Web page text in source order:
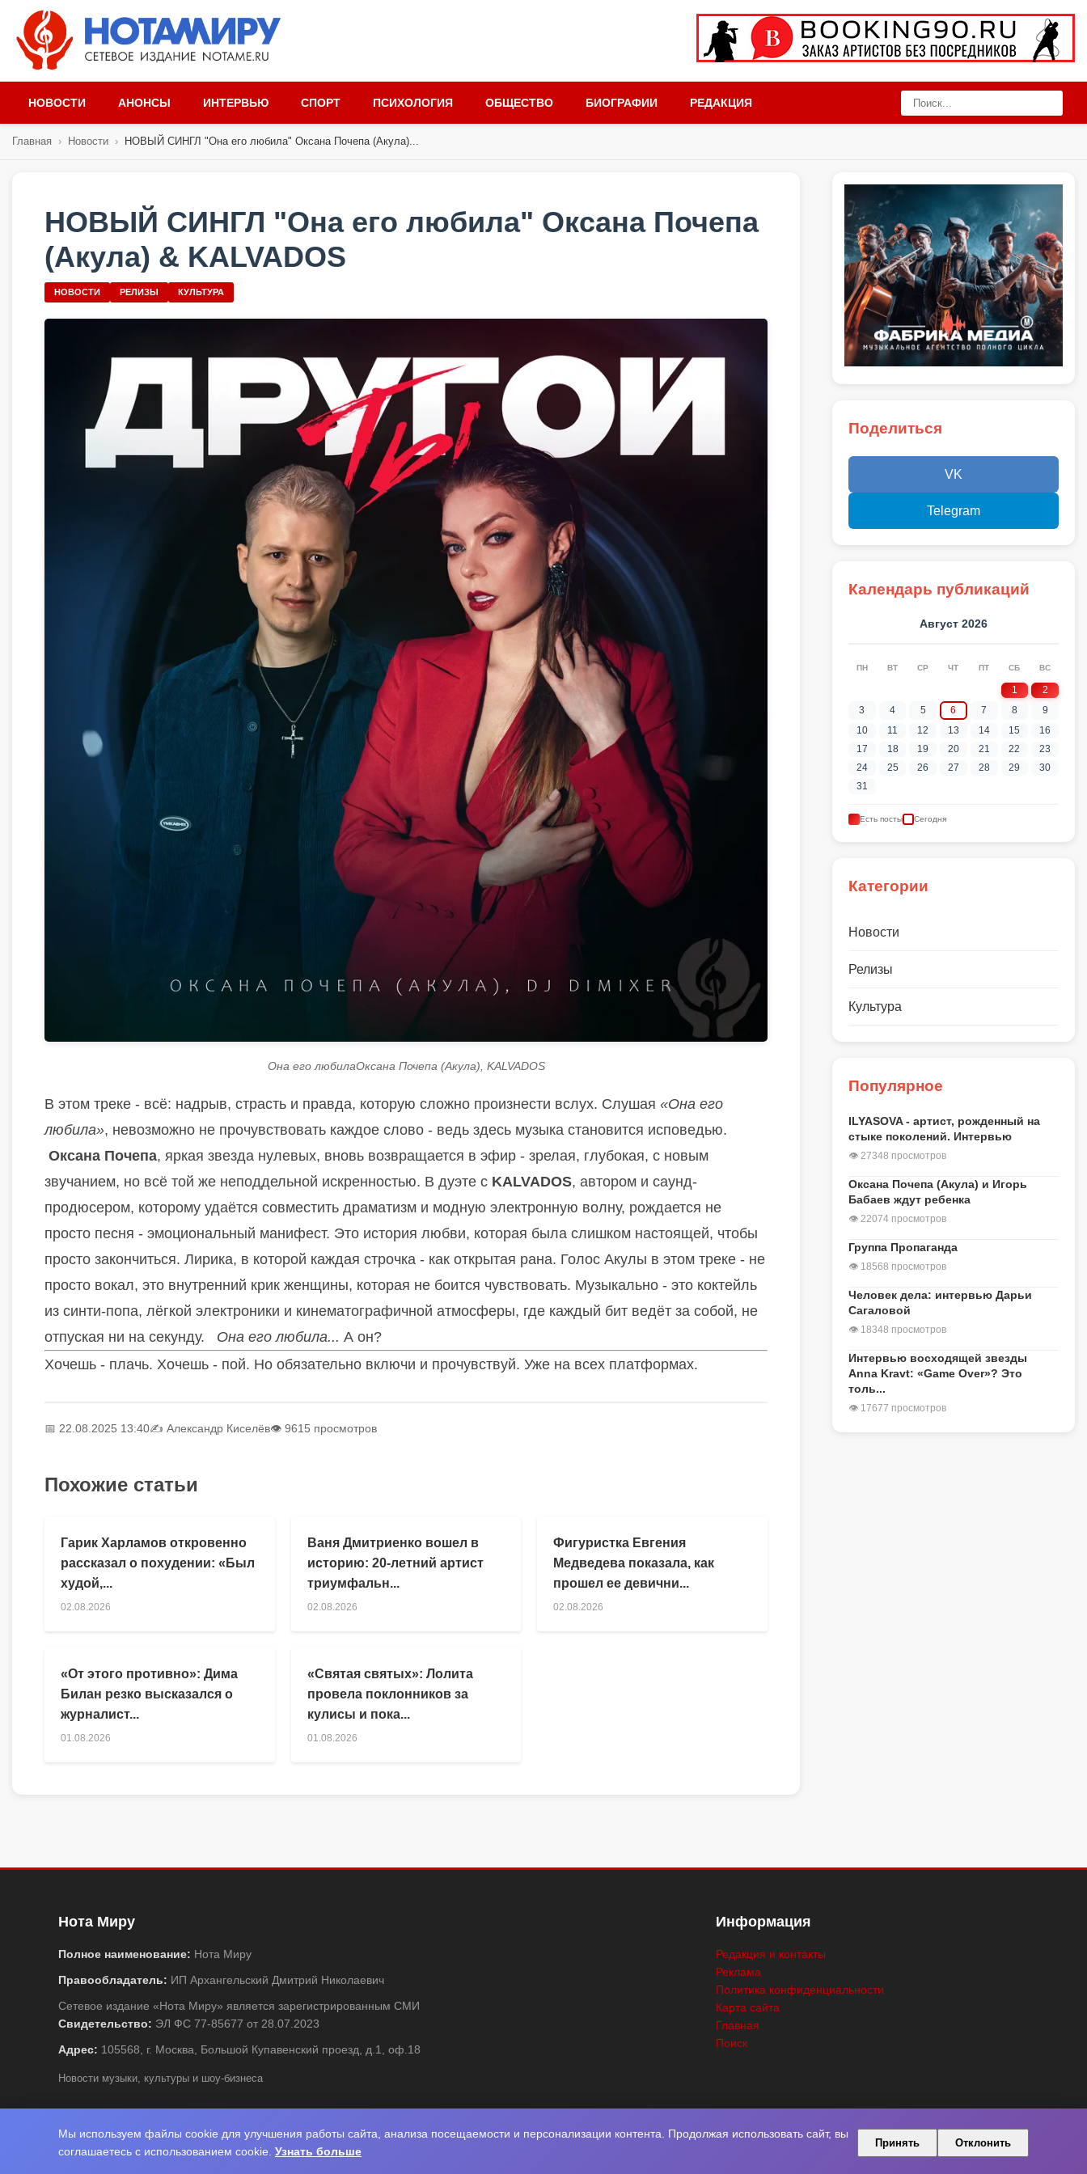
НОВОСТИ АНОНСЫ ИНТЕРВЬЮ СПОРТ ПСИХОЛОГИЯ ОБЩЕСТВО БИОГРАФИИ РЕДАКЦИЯ
Главная › Новости › НОВЫЙ СИНГЛ "Она его любила" Оксана Почепа (Акула)...
НОВЫЙ СИНГЛ "Она его любила" Оксана Почепа
(Акула) & KALVADOS
НОВОСТИ РЕЛИЗЫ КУЛЬТУРА
Она его любилаОксана Почепа (Акула), KALVADOS
В этом треке - всё: надрыв, страсть и правда, которую сложно произнести вслух. Слушая «Она его
любила», невозможно не прочувствовать каждое слово - ведь здесь музыка становится исповедью.
Оксана Почепа, яркая звезда нулевых, вновь возвращается в эфир - зрелая, глубокая, с новым
звучанием, но всё той же неподдельной искренностью. В дуэте с KALVADOS, автором и саунд-
продюсером, которому удаётся совместить драматизм и модную электронную волну, рождается не
просто песня - эмоциональный манифест. Это история любви, которая была слишком настоящей, чтобы
просто закончиться. Лирика, в которой каждая строчка - как открытая рана. Голос Акулы в этом треке - не
просто вокал, это внутренний крик женщины, которая не боится чувствовать. Музыкально - это коктейль
из синти-попа, лёгкой электроники и кинематографичной атмосферы, где каждый бит ведёт за собой, не
отпуская ни на секунду.
Она его любила... А он?
Хочешь - плачь. Хочешь - пой. Но обязательно включи и прочувствуй. Уже на всех платформах.
📅 22.08.2025 13:40✍️ Александр Киселёв👁 9615 просмотров
Похожие статьи
Гарик Харламов откровенно
рассказал о похудении: «Был
худой,...
02.08.2026
Ваня Дмитриенко вошел в
историю: 20-летний артист
триумфальн...
02.08.2026
Фигуристка Евгения
Медведева показала, как
прошел ее девични...
02.08.2026
«От этого противно»: Дима
Билан резко высказался о
журналист...
01.08.2026
«Святая святых»: Лолита
провела поклонников за
кулисы и пока...
01.08.2026
Поделиться
VK
Telegram
Календарь публикаций
Август 2026
ПН ВТ СР ЧТ ПТ СБ ВС
1
2
3
4 5 6 7 8
9
10
11 12 13 14 15
16
17
18 19 20 21 22
23
24
25 26 27 28 29
30
31
Есть посты Сегодня
Категории
Новости
Релизы
Культура
Популярное
ILYASOVA - артист, рожденный на
стыке поколений. Интервью
👁 27348 просмотров
Оксана Почепа (Акула) и Игорь
Бабаев ждут ребенка
👁 22074 просмотров
Группа Пропаганда
👁 18568 просмотров
Человек дела: интервью Дарьи
Сагаловой
👁 18348 просмотров
Интервью восходящей звезды
Anna Kravt: «Game Over»? Это
толь...
👁 17677 просмотров
Нота Миру
Полное наименование: Нота Миру
Правообладатель: ИП Архангельский Дмитрий Николаевич
Сетевое издание «Нота Миру» является зарегистрированным СМИ
Свидетельство: ЭЛ ФС 77-85677 от 28.07.2023
Адрес: 105568, г. Москва, Большой Купавенский проезд, д.1, оф.18
Новости музыки, культуры и шоу-бизнеса
Информация
Редакция и контакты
Реклама
Политика конфиденциальности
Карта сайта
Главная
Поиск
. Разработка Фабрика Медиа Мьюзик . Все права защищены.
Мы используем файлы cookie для улучшения работы сайта, анализа посещаемости и персонализации контента. Продолжая использовать сайт, вы
соглашаетесь с использованием cookie. Узнать больше
Принять Отклонить